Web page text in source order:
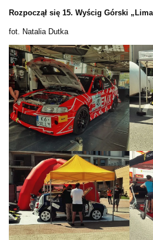
Rozpoczął się 15. Wyścig Górski
fot. Natalia Dutka